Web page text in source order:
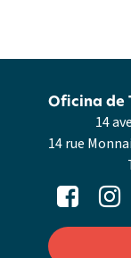
14
14 rue
Oficina de